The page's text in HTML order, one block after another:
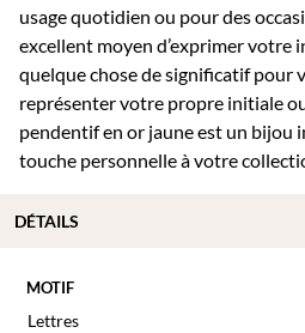
usage quotidien ou pour des
excellent moyen d’exprimer
quelque chose de significatif pour
représenter votre propre initiale ou
pendentif en or jaune est un bijou
touche personnelle à votre
MOTIF
Lettres
DÉTAILS